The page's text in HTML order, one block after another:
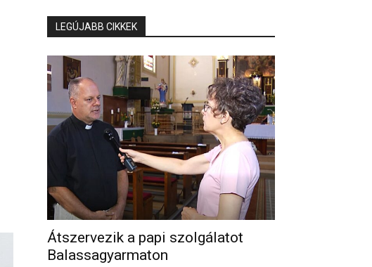
LEGÚJABB CIKKEK
Átszervezik a papi szolgálatot
Balassagyarmaton